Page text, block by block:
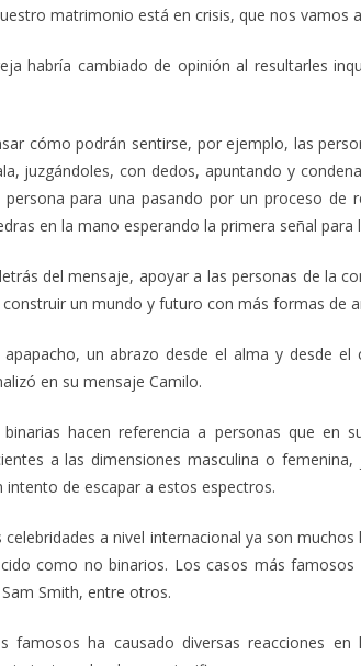
matrimonio está en crisis, que nos vamos
habría cambiado de opinión al resultarles
cómo podrán sentirse, por ejemplo, las
juzgándoles, con dedos, apuntando y
para una pasando por un proceso de
en la mano esperando la primera señal
del mensaje, apoyar a las personas de la
un mundo y futuro con más formas de
apapacho, un abrazo desde el alma y desde
en su mensaje Camilo.
hacen referencia a personas que en
a las dimensiones masculina o
intento de escapar a estos espectros.
celebridades a nivel internacional ya son
como no binarios. Los casos más
Smith, entre otros.
famosos ha causado diversas reacciones en